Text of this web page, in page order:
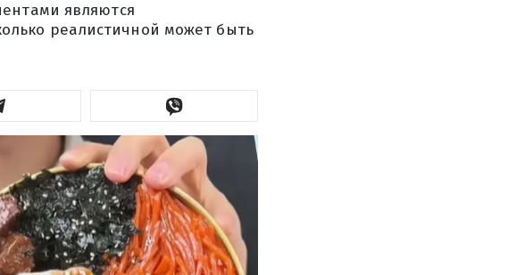
являются
реалистичной может быть